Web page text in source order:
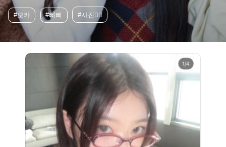
#모카 #삐삐 #사진👌🏻